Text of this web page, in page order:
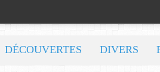
DÉCOUVERTES DIVERS